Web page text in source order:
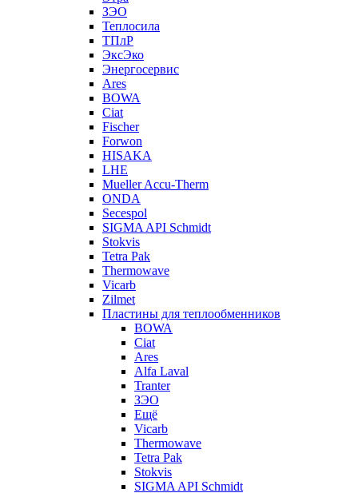
ЗЭО
Теплосила
ТПлР
ЭксЭко
Энергосервис
Ares
BOWA
Ciat
Fischer
Forwon
HISAKA
LHE
Mueller Accu-Therm
ONDA
Secespol
SIGMA API Schmidt
Stokvis
Tetra Pak
Thermowave
Vicarb
Zilmet
Пластины для теплообменников
BOWA
Ciat
Ares
Alfa Laval
Tranter
ЗЭО
Ещё
Vicarb
Thermowave
Tetra Pak
Stokvis
SIGMA API Schmidt